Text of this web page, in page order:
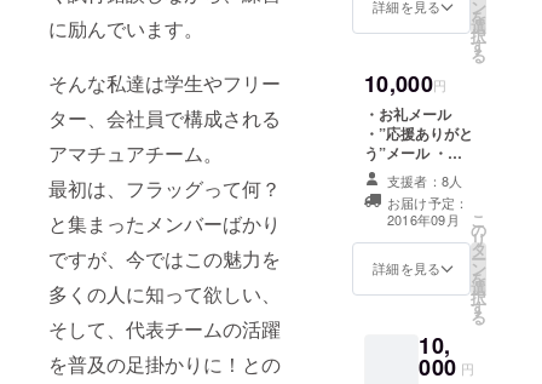
に励んでいます。
そんな私達は学生やフリー
ター、会社員で構成される
アマチュアチーム。
最初は、フラッグって何？
と集まったメンバーばかり
ですが、今ではこの魅力を
多くの人に知って欲しい、
そして、代表チームの活躍
を普及の足掛かりに！との
更にな
る場合
いま
す）
詳細を見る ン
を
選
択
す
る
10,000円
・お礼メール
・”応援ありがと
う”メール ・現
地レポート
支援者：8人
お届け予定：
2016年09月
詳細を見る
こ
の
リ
タ
ー
ン
を
選
択
す
る
10,
000 円